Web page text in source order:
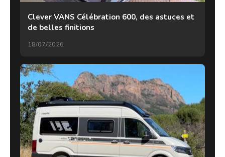
Clever VANS Célébration 600, des astuces et
de belles finitions
18/07/2026